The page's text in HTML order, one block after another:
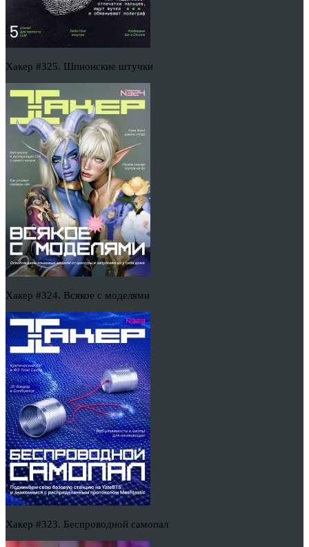
Хакер #325. Шпионские штучки
Хакер #324. Всякое с моделями
Хакер #323. Беспроводной самопал